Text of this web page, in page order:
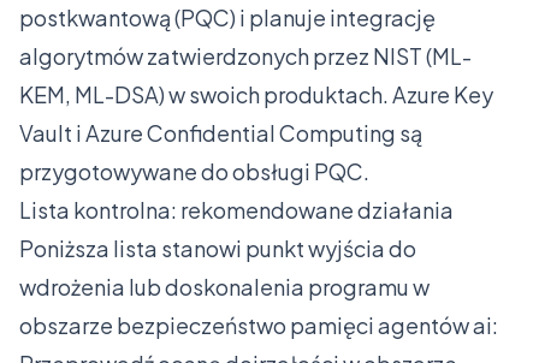
postkwantową (PQC) i planuje integrację
algorytmów zatwierdzonych przez NIST (ML-
KEM, ML-DSA) w swoich produktach. Azure Key
Vault i Azure Confidential Computing są
przygotowywane do obsługi PQC.
Lista kontrolna: rekomendowane działania
Poniższa lista stanowi punkt wyjścia do
wdrożenia lub doskonalenia programu w
obszarze bezpieczeństwo pamięci agentów ai: